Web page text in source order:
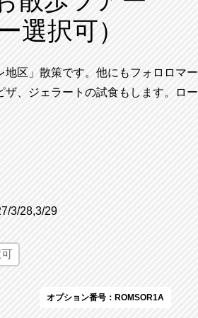
選択可）
区」散策です。他にもフォロロマー
、ジェラートの試食もします。ロー
3/28,3/29
オプション番号：ROMSOR1A